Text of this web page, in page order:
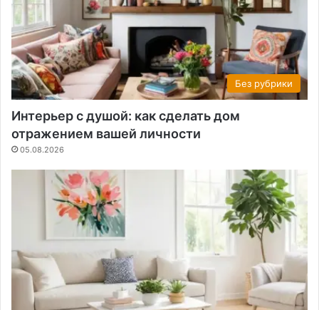
Без рубрики
Интерьер с душой: как сделать дом
отражением вашей личности
05.08.2026